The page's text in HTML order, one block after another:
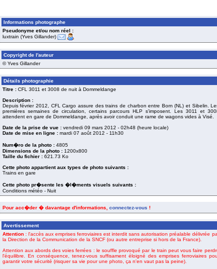
Informations photographe
Pseudonyme et/ou nom réel :
luxtrain (Yves Gillander)
Copyright de l'auteur
© Yves Gillander
Détails photographie
Titre :CFL 3011 et 3008 de nuit à Dommeldange
Description :
Depuis février 2012, CFL Cargo assure des trains de charbon entre Born (NL) et Sibelin.
premières semaines de circulation, certains parcours HLP s'imposent. Les 3011 et
attendent en gare de Dommeldange, après avoir conduit une rame de wagons vides à Visé.
Date de la prise de vue : vendredi 09 mars 2012 - 02h48 (heure locale)
Date de mise en ligne : mardi 07 août 2012 - 11h30
Num�ro de la photo :4805
Dimensions de la photo :1200x800
Taille du fichier :621.73 Ko
Cette photo appartient aux types de photo suivants :
Trains en gare
Cette photo pr�sente les �l�ments visuels suivants :
Conditions météo - Nuit
Pour acc�der � davantage d'informations, connectez-vous !
Avertissement
Attention: l'accès aux emprises ferroviaires est interdit sans autorisation préalable délivrée
la Direction de la Communication de la SNCF (ou autre entreprise si hors de la France).
Attention aux abords des voies ferrées : le souffle provoqué par le train peut vous faire
l'équilibre. En conséquence, tenez-vous suffisament éloigné des emprises ferroviaires
garantir votre sécurité (risquer sa vie pour une photo, ça n'en vaut pas la peine).